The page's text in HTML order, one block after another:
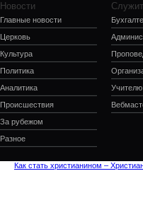
Новости
Главные новости
Церковь
Культура
Политика
Аналитика
Происшествия
За рубежом
Разное
Как стать христианином –